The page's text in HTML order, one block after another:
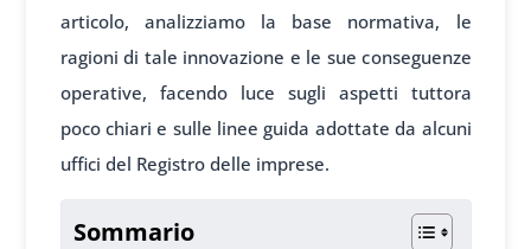
articolo, analizziamo la base normativa, le
ragioni di tale innovazione e le sue conseguenze
operative, facendo luce sugli aspetti tuttora
poco chiari e sulle linee guida adottate da alcuni
uffici del Registro delle imprese.
Sommario